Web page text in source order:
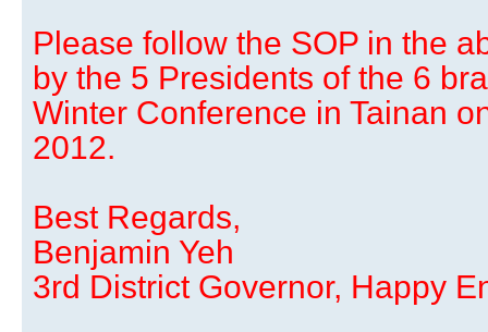
Please follow the SOP in the
by the 5 Presidents of the 6
Winter Conference in Tainan
2012.
Best Regards,
Benjamin Yeh
3rd District Governor, Happy